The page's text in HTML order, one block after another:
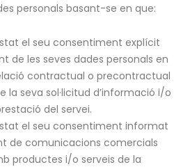
personals basant-se en que:
el seu consentiment explícit
de les seves dades personals en
contractual o precontractual
la seva sol·licitud d’informació i/o
del servei.
el seu consentiment informat
de comunicacions comercials
productes i/o serveis de la